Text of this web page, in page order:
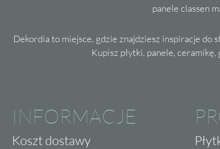
panele classen
Dekordia to miejsce, gdzie znajdziesz inspiracje do
Kupisz płytki, panele,
INFORMACJE
Koszt dostawy